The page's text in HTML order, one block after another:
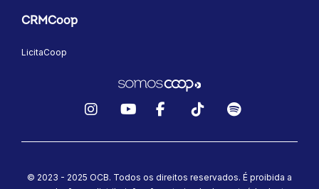
CRMCoop
LicitaCoop
© 2023 - 2025 OCB. Todos os direitos reservados. É proibida a